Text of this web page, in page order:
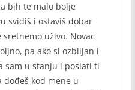
bih te malo bolje
svidiš i ostaviš dobar
uživo. Novac
pa ako si ozbiljan i
sam u stanju i poslati ti
dođeš kod mene u